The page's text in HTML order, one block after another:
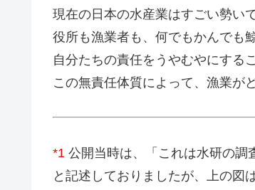
現在の日本の水産業はすごい勢い
役所も漁業者も、何でもかんでも
自分たちの責任をうやむやにする
この無責任体質によって、漁業が
*1 公開当時は、「これは水研の調
と記述しておりましたが、上の図